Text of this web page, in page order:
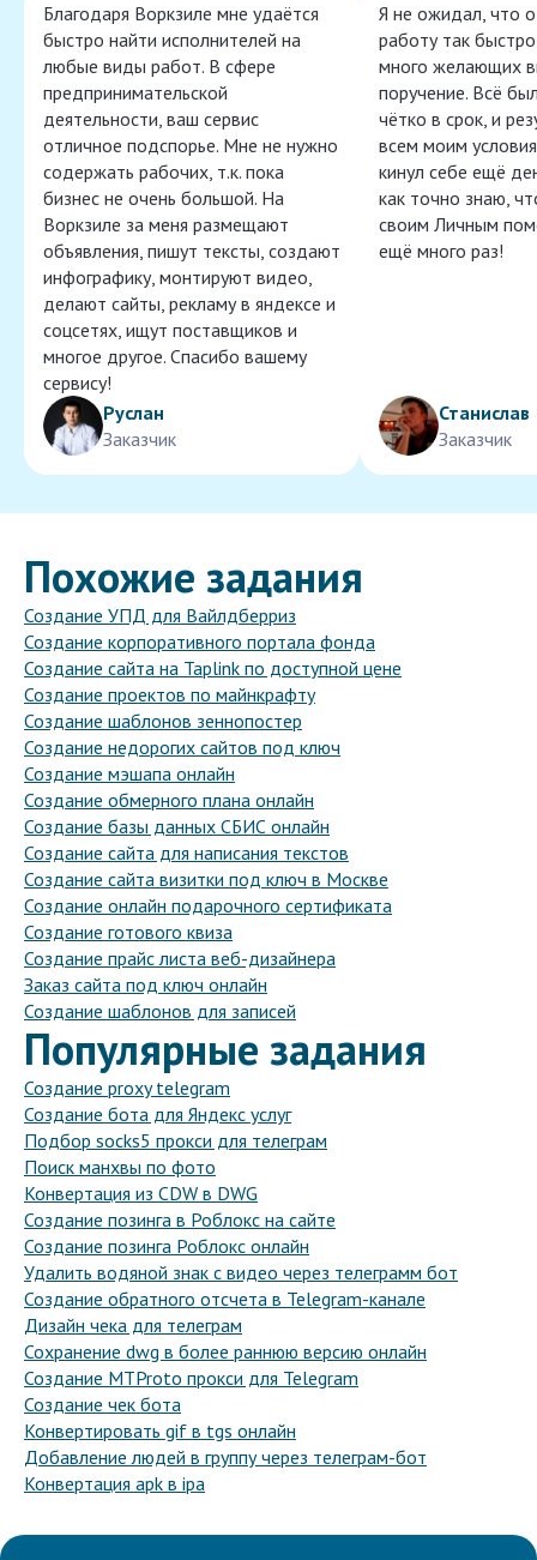
Благодаря Воркзиле мне удаётся
быстро найти исполнителей на
любые виды работ. В сфере
предпринимательской
деятельности, ваш сервис
отличное подспорье. Мне не нужно
содержать рабочих, т.к. пока
бизнес не очень большой. На
Воркзиле за меня размещают
объявления, пишут тексты, создают
инфографику, монтируют видео,
делают сайты, рекламу в яндексе и
соцсетях, ищут поставщиков и
многое другое. Спасибо вашему
сервису!
Руслан
Заказчик
Я не ожидал, что
работу так
много желающих
поручение. Всё
чётко в срок, и
всем моим
кинул себе ещё
как точно знаю,
своим Личным
ещё много раз!
Станислав
Заказчик
Похожие задания
Создание УПД для Вайлдберриз
Создание корпоративного портала фонда
Создание сайта на Taplink по доступной цене
Создание проектов по майнкрафту
Создание шаблонов зеннопостер
Создание недорогих сайтов под ключ
Создание мэшапа онлайн
Создание обмерного плана онлайн
Создание базы данных СБИС онлайн
Создание сайта для написания текстов
Создание сайта визитки под ключ в Москве
Создание онлайн подарочного сертификата
Создание готового квиза
Создание прайс листа веб-дизайнера
Заказ сайта под ключ онлайн
Создание шаблонов для записей
Популярные задания
Создание proxy telegram
Создание бота для Яндекс услуг
Подбор socks5 прокси для телеграм
Поиск манхвы по фото
Конвертация из CDW в DWG
Создание позинга в Роблокс на сайте
Создание позинга Роблокс онлайн
Удалить водяной знак с видео через телеграмм бот
Создание обратного отсчета в Telegram-канале
Дизайн чека для телеграм
Сохранение dwg в более раннюю версию онлайн
Создание MTProto прокси для Telegram
Создание чек бота
Конвертировать gif в tgs онлайн
Добавление людей в группу через телеграм-бот
Конвертация apk в ipa